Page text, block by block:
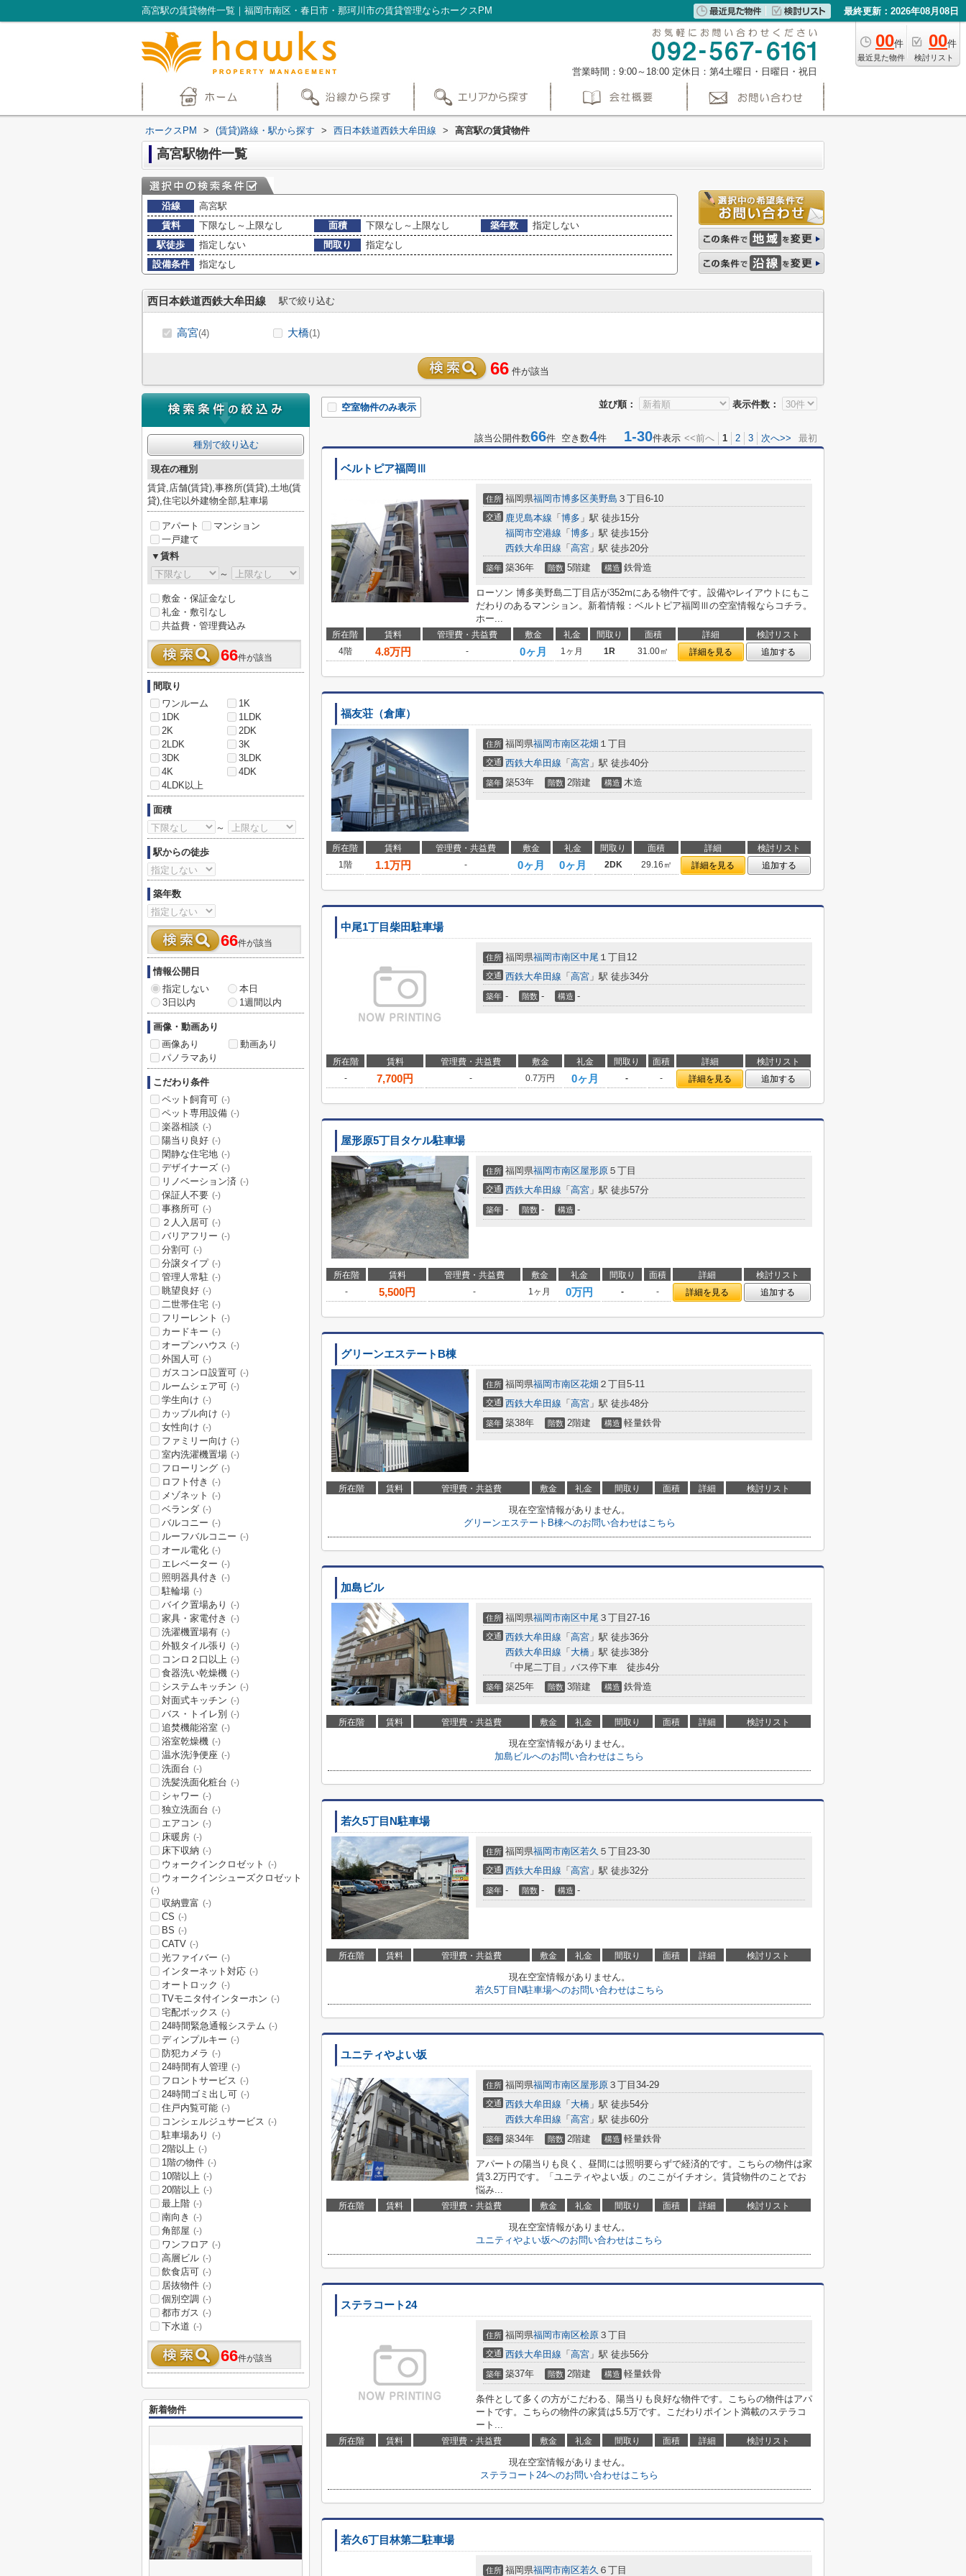
高宮駅の賃貸物件一覧｜福岡市南区・春日市・那珂川市の賃貸管理ならホークスPM 最終更新：2026年08月08日
00件
最近見た物件
00件
検討リスト
営業時間：9:00～18:00 定休日：第4土曜日・日曜日・祝日
ホークスPM > (賃貸)路線・駅から探す > 西日本鉄道西鉄大牟田線 > 高宮駅の賃貸物件
高宮駅物件一覧
沿線
高宮駅
賃料
下限なし～上限なし 面積 下限なし～上限なし 築年数
指定しない
駅徒歩
指定しない 間取り
指定なし
設備条件
指定なし
西日本鉄道西鉄大牟田線 駅で絞り込む
高宮(4) 大橋(1)
66 件が該当
並び順： 表示件数：
空室物件のみ表示
該当公開件数66件 空き数4件 1-30件表示 <<前へ 1 2 3 次へ>> 最初
ベルトピア福岡Ⅲ
住所 福岡県福岡市博多区美野島 ３丁目6-10
交通 鹿児島本線 「 博多 」駅 徒歩15分
福岡市空港線 「 博多 」駅 徒歩15分
西鉄大牟田線 「 高宮 」駅 徒歩20分
築年 築36年 階数 5階建 構造 鉄骨造
ローソン 博多美野島二丁目店が352mにある物件です。設備やレイアウトにもこ
だわりのあるマンション。新着情報：ベルトピア福岡Ⅲの空室情報ならコチラ。
ホー...
所在階 賃料 管理費・共益費 敷金 礼金 間取り 面積 詳細
検討リスト
4階
4.8万円 - 0ヶ月 1ヶ月 1R 31.00㎡ 詳細を見る 追加する
福友荘（倉庫）
住所 福岡県福岡市南区花畑 １丁目
交通 西鉄大牟田線 「 高宮 」駅 徒歩40分
築年 築53年 階数 2階建 構造 木造
所在階 賃料 管理費・共益費 敷金 礼金 間取り 面積 詳細
検討リスト
1階
1.1万円 - 0ヶ月 0ヶ月 2DK 29.16㎡ 詳細を見る 追加する
中尾1丁目柴田駐車場
住所 福岡県福岡市南区中尾 １丁目12
交通 西鉄大牟田線 「 高宮 」駅 徒歩34分
築年 - 階数 - 構造 -
所在階 賃料 管理費・共益費 敷金 礼金 間取り 面積 詳細
検討リスト
-
7,700円 - 0.7万円 0ヶ月 - - 詳細を見る 追加する
屋形原5丁目タケル駐車場
住所 福岡県福岡市南区屋形原 ５丁目
交通 西鉄大牟田線 「 高宮 」駅 徒歩57分
築年 - 階数 - 構造 -
所在階 賃料 管理費・共益費 敷金 礼金 間取り 面積 詳細
検討リスト
-
5,500円 - 1ヶ月 0万円 - - 詳細を見る 追加する
グリーンエステートB棟
住所 福岡県福岡市南区花畑 ２丁目5-11
交通 西鉄大牟田線 「 高宮 」駅 徒歩48分
築年 築38年 階数 2階建 構造 軽量鉄骨
所在階 賃料 管理費・共益費 敷金 礼金 間取り 面積 詳細 検討リスト
現在空室情報がありません。
グリーンエステートB棟へのお問い合わせはこちら
加島ビル
住所 福岡県福岡市南区中尾 ３丁目27-16
交通 西鉄大牟田線 「 高宮 」駅 徒歩36分
西鉄大牟田線 「 大橋 」駅 徒歩38分
「中尾二丁目」バス停下車 徒歩4分
築年 築25年 階数 3階建 構造 鉄骨造
所在階 賃料 管理費・共益費 敷金 礼金 間取り 面積 詳細 検討リスト
現在空室情報がありません。
加島ビルへのお問い合わせはこちら
若久5丁目N駐車場
住所 福岡県福岡市南区若久 ５丁目23-30
交通 西鉄大牟田線 「 高宮 」駅 徒歩32分
築年 - 階数 - 構造 -
所在階 賃料 管理費・共益費 敷金 礼金 間取り 面積 詳細 検討リスト
現在空室情報がありません。
若久5丁目N駐車場へのお問い合わせはこちら
ユニティやよい坂
住所 福岡県福岡市南区屋形原 ３丁目34-29
交通 西鉄大牟田線 「 大橋 」駅 徒歩54分
西鉄大牟田線 「 高宮 」駅 徒歩60分
築年 築34年 階数 2階建 構造 軽量鉄骨
アパートの陽当りも良く、昼間には照明要らずで経済的です。こちらの物件は家
賃3.2万円です。「ユニティやよい坂」のここがイチオシ。賃貸物件のことでお
悩み...
所在階 賃料 管理費・共益費 敷金 礼金 間取り 面積 詳細 検討リスト
現在空室情報がありません。
ユニティやよい坂へのお問い合わせはこちら
ステラコート24
住所 福岡県福岡市南区桧原 ３丁目
交通 西鉄大牟田線 「 高宮 」駅 徒歩56分
築年 築37年 階数 2階建 構造 軽量鉄骨
条件として多くの方がこだわる、陽当りも良好な物件です。こちらの物件はアパ
ートです。こちらの物件の家賃は5.5万です。こだわりポイント満載のステラコ
ート...
所在階 賃料 管理費・共益費 敷金 礼金 間取り 面積 詳細 検討リスト
現在空室情報がありません。
ステラコート24へのお問い合わせはこちら
若久6丁目林第二駐車場
住所 福岡県福岡市南区若久 ６丁目
種別で絞り込む
現在の種別
賃貸,店舗(賃貸),事務所(賃貸),土地(賃
貸),住宅以外建物全部,駐車場
アパート
マンション
一戸建て
▼賃料
～
敷金・保証金なし
礼金・敷引なし
共益費・管理費込み
66件が該当
間取り
ワンルーム
1K
1DK
1LDK
2K
2DK
2LDK
3K
3DK
3LDK
4K
4DK
4LDK以上
面積
～
駅からの徒歩
築年数
66件が該当
情報公開日
指定しない
本日
3日以内
1週間以内
画像・動画あり
画像あり
動画あり
パノラマあり
こだわり条件
ペット飼育可 (-)
ペット専用設備 (-)
楽器相談 (-)
陽当り良好 (-)
閑静な住宅地 (-)
デザイナーズ (-)
リノベーション済 (-)
保証人不要 (-)
事務所可 (-)
２人入居可 (-)
バリアフリー (-)
分割可 (-)
分譲タイプ (-)
管理人常駐 (-)
眺望良好 (-)
二世帯住宅 (-)
フリーレント (-)
カードキー (-)
オープンハウス (-)
外国人可 (-)
ガスコンロ設置可 (-)
ルームシェア可 (-)
学生向け (-)
カップル向け (-)
女性向け (-)
ファミリー向け (-)
室内洗濯機置場 (-)
フローリング (-)
ロフト付き (-)
メゾネット (-)
ベランダ (-)
バルコニー (-)
ルーフバルコニー (-)
オール電化 (-)
エレベーター (-)
照明器具付き (-)
駐輪場 (-)
バイク置場あり (-)
家具・家電付き (-)
洗濯機置場有 (-)
外観タイル張り (-)
コンロ２口以上 (-)
食器洗い乾燥機 (-)
システムキッチン (-)
対面式キッチン (-)
バス・トイレ別 (-)
追焚機能浴室 (-)
浴室乾燥機 (-)
温水洗浄便座 (-)
洗面台 (-)
洗髪洗面化粧台 (-)
シャワー (-)
独立洗面台 (-)
エアコン (-)
床暖房 (-)
床下収納 (-)
ウォークインクロゼット (-)
ウォークインシューズクロゼット
(-)
収納豊富 (-)
CS (-)
BS (-)
CATV (-)
光ファイバー (-)
インターネット対応 (-)
オートロック (-)
TVモニタ付インターホン (-)
宅配ボックス (-)
24時間緊急通報システム (-)
ディンプルキー (-)
防犯カメラ (-)
24時間有人管理 (-)
フロントサービス (-)
24時間ゴミ出し可 (-)
住戸内覧可能 (-)
コンシェルジュサービス (-)
駐車場あり (-)
2階以上 (-)
1階の物件 (-)
10階以上 (-)
20階以上 (-)
最上階 (-)
南向き (-)
角部屋 (-)
ワンフロア (-)
高層ビル (-)
飲食店可 (-)
居抜物件 (-)
個別空調 (-)
都市ガス (-)
下水道 (-)
66件が該当
新着物件